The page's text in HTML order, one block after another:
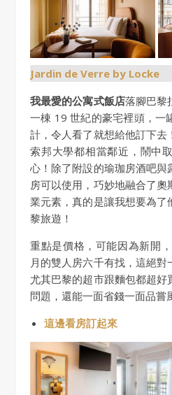
Jardin de Verre by Locke
我最愛的公寓式飯店落腳巴黎
一棟 19 世紀的豪宅裡頭，一
計，令人看了就想給他訂下去
索邦大學都相當鄰近，鬧中
心！除了附設的瑜珈房酒吧
房可以使用，巧妙地融合了
業元素，真的是讓我想要為了
黎旅遊！
重點是價格，可能因為新開
月的雙人房六千有找，這絕對
尤其巴黎的超市跟麵包都超
問題，還能一面省錢一面品嘗
這邊看房訂起來